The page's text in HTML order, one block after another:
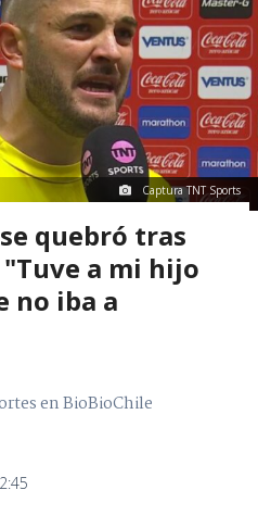
Captura TNT Sports
quebró tras
a mi hijo
no iba a
en BioBioChile